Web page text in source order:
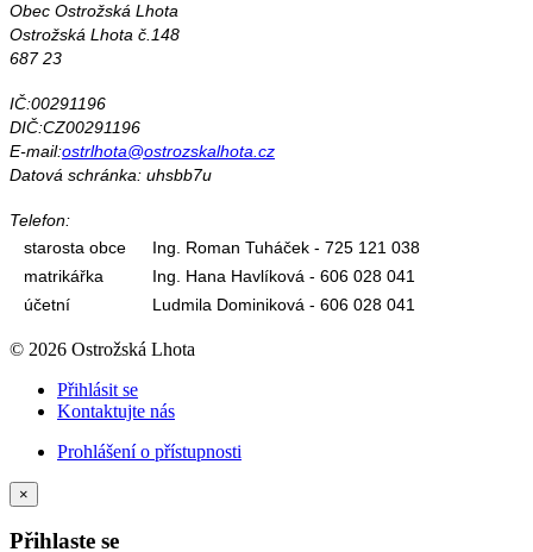
Obec Ostrožská Lhota
Ostrožská Lhota č.148
687 23
IČ:00291196
DIČ:CZ00291196
E-mail:ostrlhota@ostrozskalhota.cz
Datová schránka: uhsbb7u
Telefon:
starosta obce
Ing. Roman Tuháček - 725 121 038
matrikářka
Ing. Hana Havlíková - 606 028 041
účetní
Ludmila Dominiková - 606 028 041
© 2026 Ostrožská Lhota
Přihlásit se
Kontaktujte nás
Prohlášení o přístupnosti
×
Přihlaste se